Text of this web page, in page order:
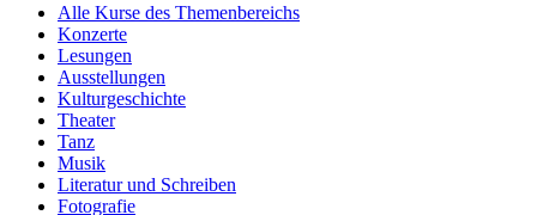
Alle Kurse des Themenbereichs
Konzerte
Lesungen
Ausstellungen
Kulturgeschichte
Theater
Tanz
Musik
Literatur und Schreiben
Fotografie